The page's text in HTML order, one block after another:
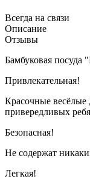
Всегда на связи
Описание
Отзывы
Бамбуковая
Привлекательная!
Красочные весёлые
привередливых
Безопасная!
Не содержат
Легкая!